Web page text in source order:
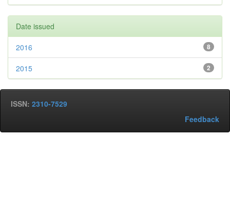
Date issued
8
2016
2
2015
ISSN: 2310-7529
Feedback